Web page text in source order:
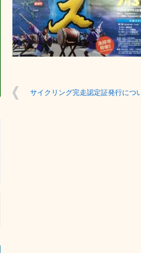
サイクリング完走認定証発行につ